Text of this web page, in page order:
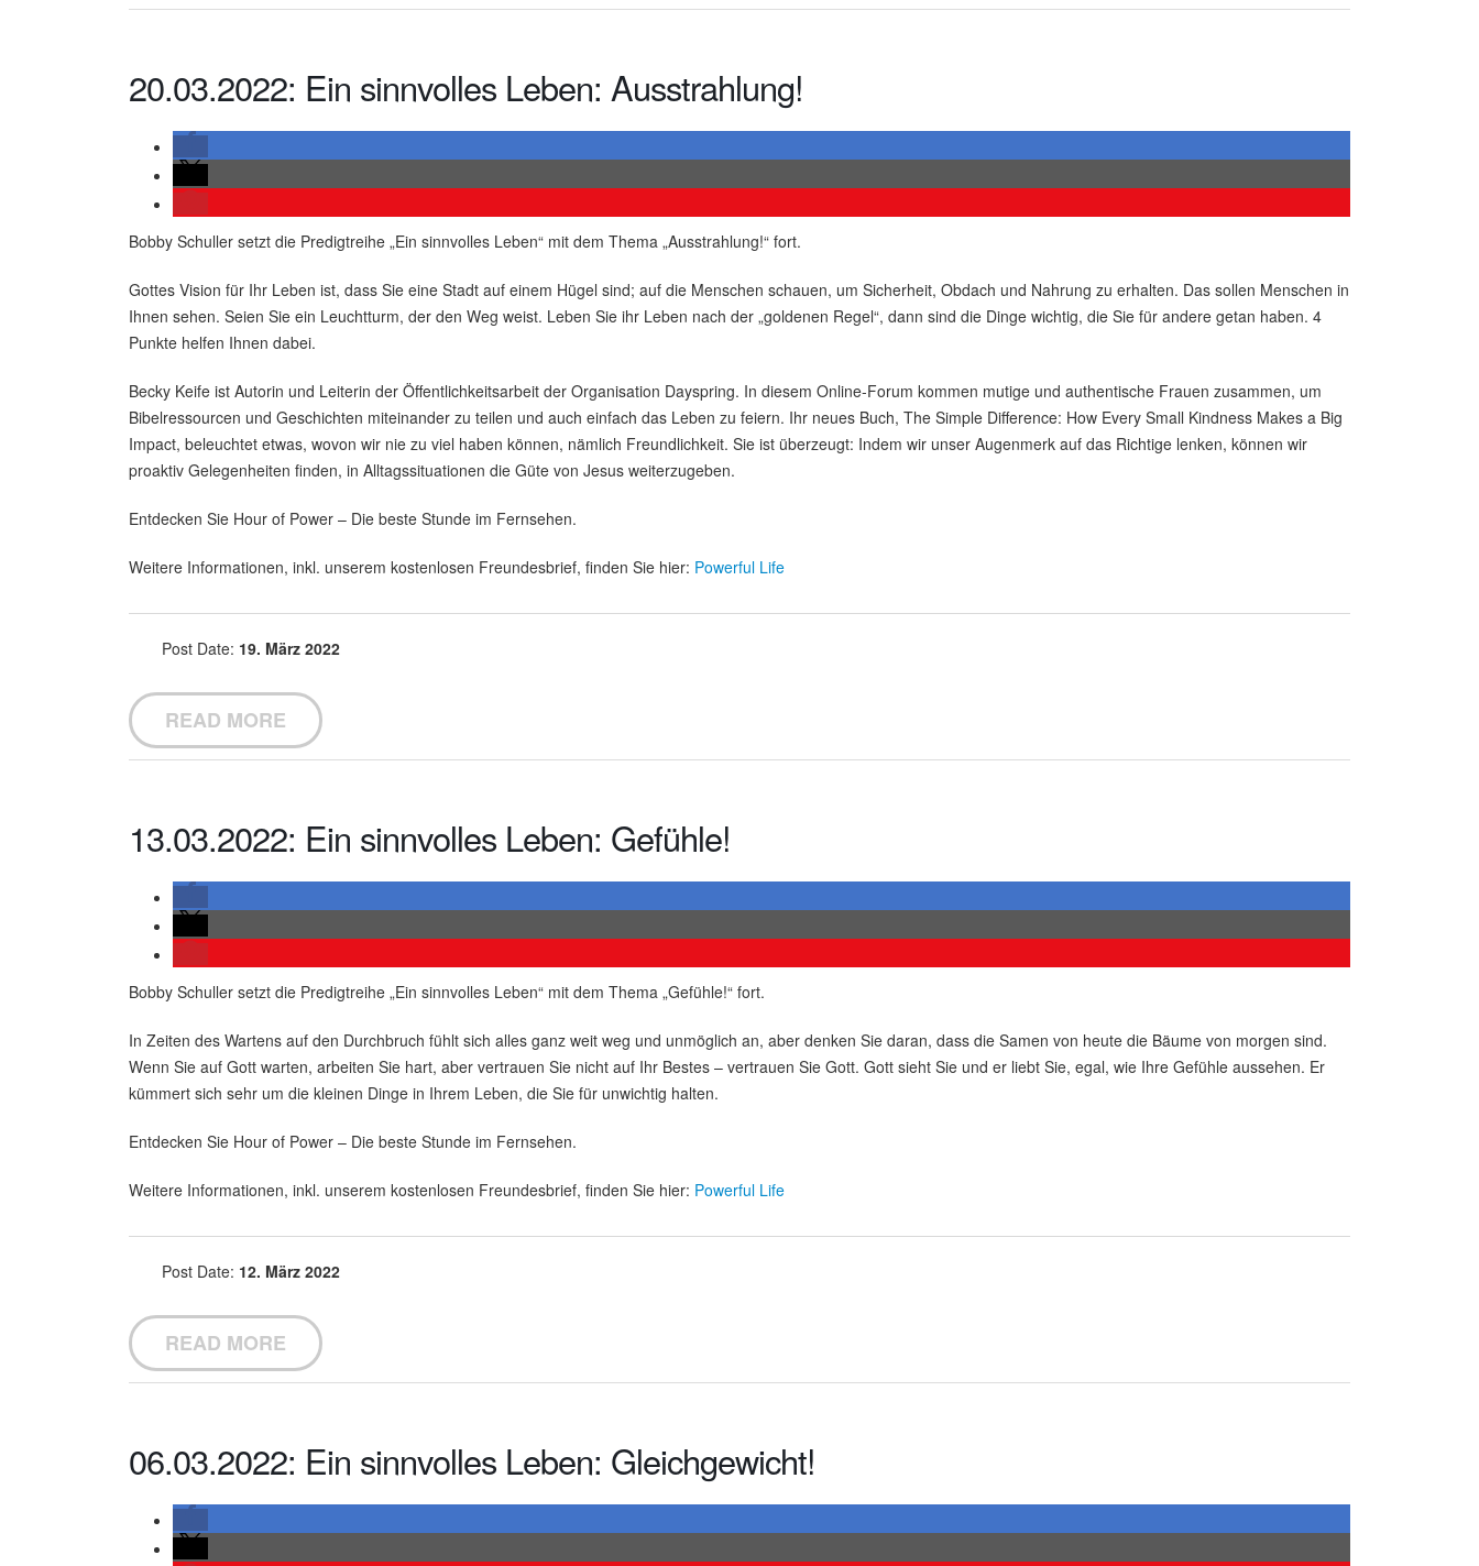
20.03.2022: Ein sinnvolles Leben: Ausstrahlung!
Bobby Schuller setzt die Predigtreihe „Ein sinnvolles Leben“ mit dem Thema „Ausstrahlung!“ fort.
Gottes Vision für Ihr Leben ist, dass Sie eine Stadt auf einem Hügel sind; auf die Menschen schauen, um Sicherheit, Obdach und Nahrung zu erhalten. Das sollen Menschen in
Ihnen sehen. Seien Sie ein Leuchtturm, der den Weg weist. Leben Sie ihr Leben nach der „goldenen Regel“, dann sind die Dinge wichtig, die Sie für andere getan haben. 4
Punkte helfen Ihnen dabei.
Becky Keife ist Autorin und Leiterin der Öffentlichkeitsarbeit der Organisation Dayspring. In diesem Online-Forum kommen mutige und authentische Frauen zusammen, um
Bibelressourcen und Geschichten miteinander zu teilen und auch einfach das Leben zu feiern. Ihr neues Buch, The Simple Difference: How Every Small Kindness Makes a Big
Impact, beleuchtet etwas, wovon wir nie zu viel haben können, nämlich Freundlichkeit. Sie ist überzeugt: Indem wir unser Augenmerk auf das Richtige lenken, können wir
proaktiv Gelegenheiten finden, in Alltagssituationen die Güte von Jesus weiterzugeben.
Entdecken Sie Hour of Power – Die beste Stunde im Fernsehen.
Weitere Informationen, inkl. unserem kostenlosen Freundesbrief, finden Sie hier: Powerful Life
Post Date: 19. März 2022
READ MORE
13.03.2022: Ein sinnvolles Leben: Gefühle!
Bobby Schuller setzt die Predigtreihe „Ein sinnvolles Leben“ mit dem Thema „Gefühle!“ fort.
In Zeiten des Wartens auf den Durchbruch fühlt sich alles ganz weit weg und unmöglich an, aber denken Sie daran, dass die Samen von heute die Bäume von morgen sind.
Wenn Sie auf Gott warten, arbeiten Sie hart, aber vertrauen Sie nicht auf Ihr Bestes – vertrauen Sie Gott. Gott sieht Sie und er liebt Sie, egal, wie Ihre Gefühle aussehen. Er
kümmert sich sehr um die kleinen Dinge in Ihrem Leben, die Sie für unwichtig halten.
Entdecken Sie Hour of Power – Die beste Stunde im Fernsehen.
Weitere Informationen, inkl. unserem kostenlosen Freundesbrief, finden Sie hier: Powerful Life
Post Date: 12. März 2022
READ MORE
06.03.2022: Ein sinnvolles Leben: Gleichgewicht!